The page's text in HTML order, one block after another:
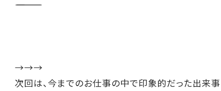
――――――――――
→→→
次回は、今までのお仕事の中で印象的だった出来